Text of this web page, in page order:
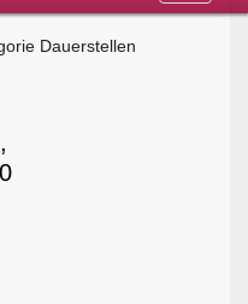
Dauerstellen